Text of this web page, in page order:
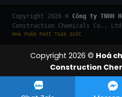
Copyright 2026 © Công ty TNHH
Construction Chemicals Co.,
NHÀ PHÂN PHỐI TOÀN QUỐC
Copyright 2026 © Hoá
Construction